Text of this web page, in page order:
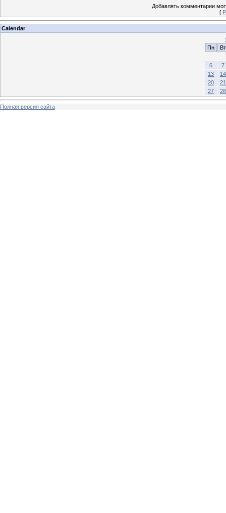
Добавлять комментарии
[
Calendar
Пн
Вт
6
7
13
14
20
21
27
28
Полная версия сайта